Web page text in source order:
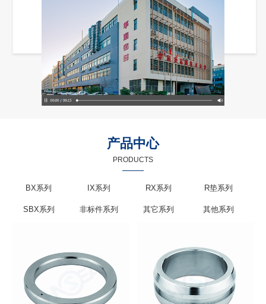
产品中心
PRODUCTS
BX系列 IX系列 RX系列 R垫系列
SBX系列 非标件系列 其它系列 其他系列